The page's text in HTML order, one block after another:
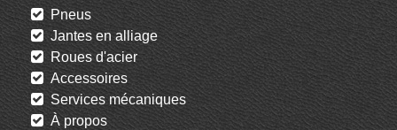
Pneus
Jantes en alliage
Roues d'acier
Accessoires
Services mécaniques
À propos